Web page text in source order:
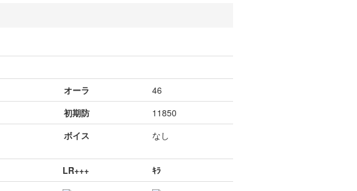
オーラ
46
初期防
11850
ボイス なし
LR+++ ｷﾗ